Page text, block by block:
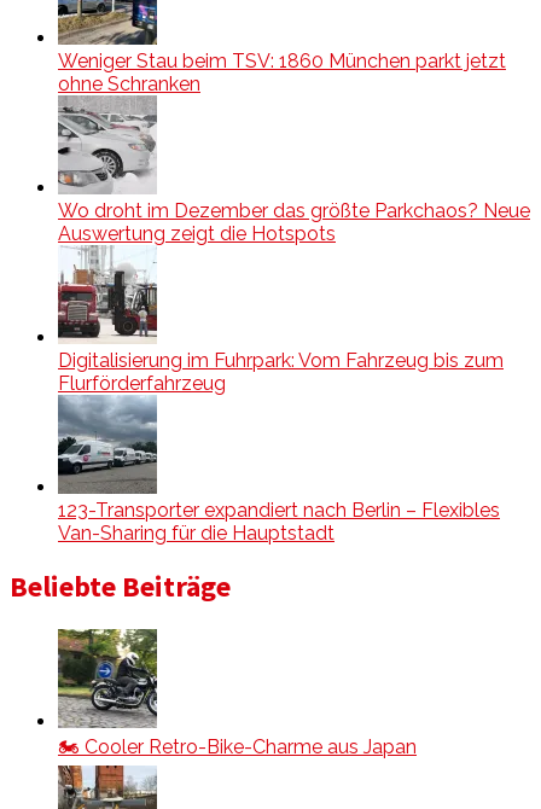
Weniger Stau beim TSV: 1860 München parkt jetzt
ohne Schranken
Wo droht im Dezember das größte Parkchaos? Neue
Auswertung zeigt die Hotspots
Digitalisierung im Fuhrpark: Vom Fahrzeug bis zum
Flurförderfahrzeug
123-Transporter expandiert nach Berlin – Flexibles
Van-Sharing für die Hauptstadt
Beliebte Beiträge
🏍️ Cooler Retro-Bike-Charme aus Japan